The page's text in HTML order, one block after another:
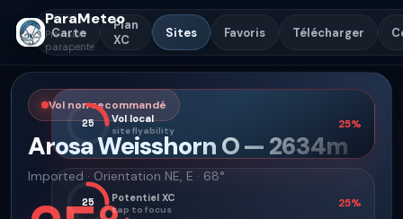
ParaMeteo
Prévision
parapente
Carte
Plan
XC
Sites Favoris Télécharger
Vol non recommandé
Arosa Weisshorn O— 2634m
Imported · Orientation NE, E · 68°
25 Vol local
site flyability 25%
25 Potentiel XC
tap to focus 25%